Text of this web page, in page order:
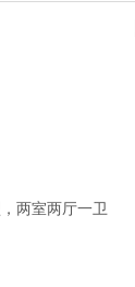
两室两厅一卫